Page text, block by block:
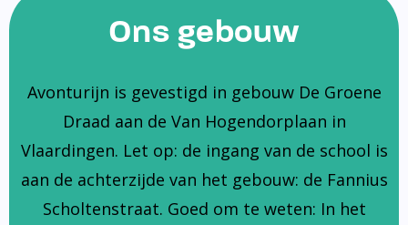
Ons gebouw
Avonturijn is gevestigd in gebouw De Groene
Draad aan de Van Hogendorplaan in
Vlaardingen. Let op: de ingang van de school is
aan de achterzijde van het gebouw: de Fannius
Scholtenstraat. Goed om te weten: In het